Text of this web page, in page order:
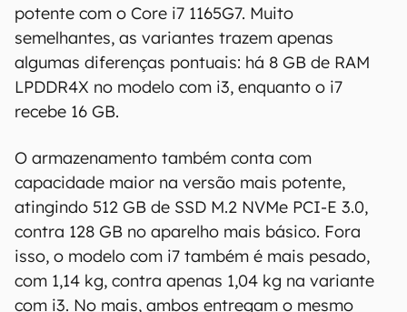
potente com o Core i7 1165G7. Muito
semelhantes, as variantes trazem apenas
algumas diferenças pontuais: há 8 GB de RAM
LPDDR4X no modelo com i3, enquanto o i7
recebe 16 GB.
O armazenamento também conta com
capacidade maior na versão mais potente,
atingindo 512 GB de SSD M.2 NVMe PCI-E 3.0,
contra 128 GB no aparelho mais básico. Fora
isso, o modelo com i7 também é mais pesado,
com 1,14 kg, contra apenas 1,04 kg na variante
com i3. No mais, ambos entregam o mesmo